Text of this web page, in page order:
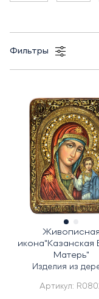
Фильтры
Живописная
икона"Казанская
Матерь"
Изделия из
Артикул: